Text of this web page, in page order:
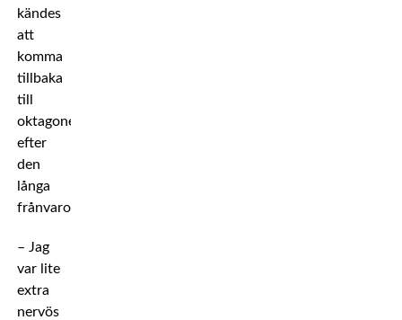
kändes
att
komma
tillbaka
till
oktagonen
efter
den
långa
frånvaron.
– Jag
var lite
extra
nervös